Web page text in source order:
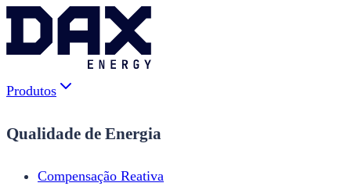
Produtos
Qualidade de Energia
Compensação Reativa